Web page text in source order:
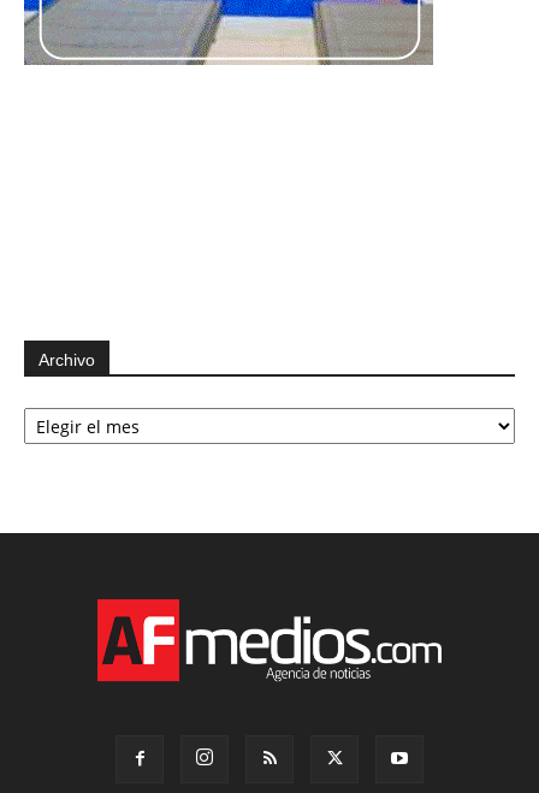
Archivo
Archivo